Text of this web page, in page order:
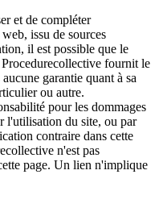
et de compléter
issu de sources
il est possible que le
fournit le
garantie quant à sa
ou autre.
pour les dommages
l'utilisation du site, ou par
contraire dans cette
n'est pas
page. Un lien n'implique